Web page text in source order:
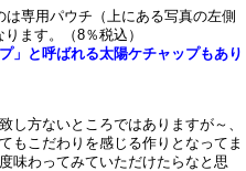
専用パウチ（上にある写真の左側
ります。（8％税込）
」と呼ばれる太陽ケチャップもあり
方ないところではありますが～、
もこだわりを感じる作りとなってま
味わってみていただけたらなと思